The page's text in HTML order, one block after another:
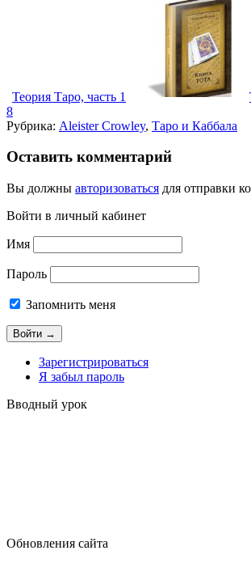
Теория Таро, часть 1
8
Рубрика: Aleister Crowley, Таро и Каббала
Оставить комментарий
Вы должны авторизоваться для отправки
Войти в личный кабинет
Имя
Пароль
Запомнить меня
Зарегистрироваться
Я забыл пароль
Вводный урок
Обновления сайта